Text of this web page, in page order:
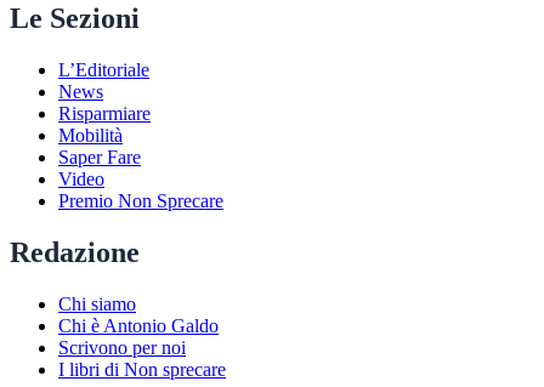
Le Sezioni
L’Editoriale
News
Risparmiare
Mobilità
Saper Fare
Video
Premio Non Sprecare
Redazione
Chi siamo
Chi è Antonio Galdo
Scrivono per noi
I libri di Non sprecare